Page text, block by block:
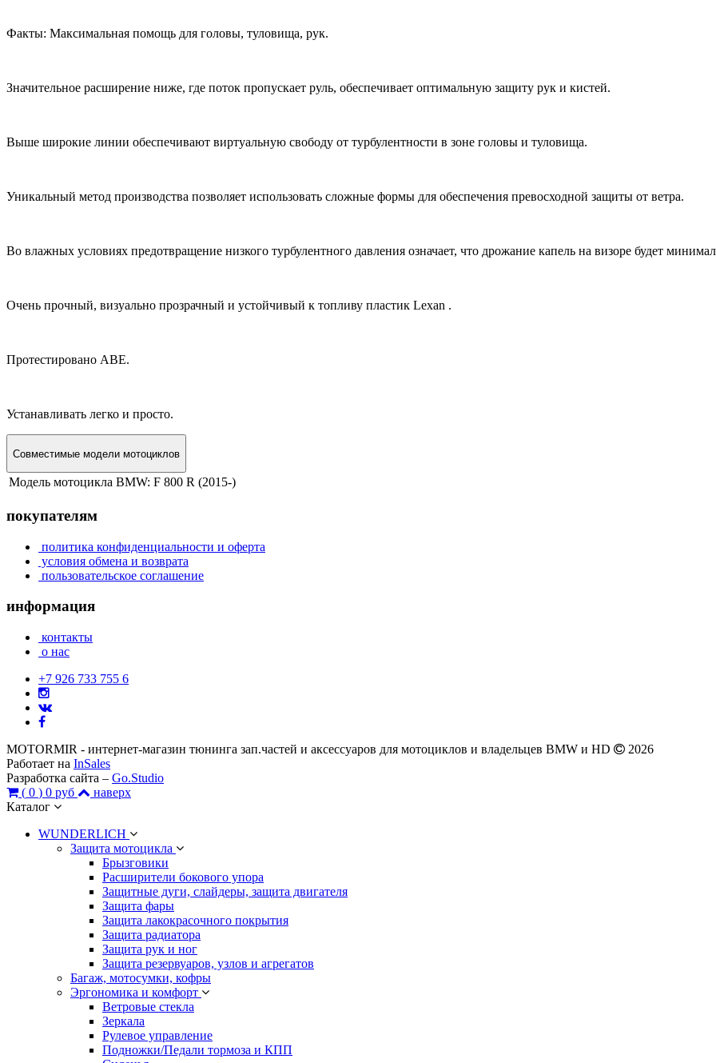
Факты: Максимальная помощь для головы, туловища, рук.
Значительное расширение ниже, где поток пропускает руль, обеспечивает оптимальную защиту рук и кистей.
Выше широкие линии обеспечивают виртуальную свободу от турбулентности в зоне головы и туловища.
Уникальный метод производства позволяет использовать сложные формы для обеспечения превосходной защиты от ветра.
Во влажных условиях предотвращение низкого турбулентного давления означает, что дрожание капель на визоре будет
Очень прочный, визуально прозрачный и устойчивый к топливу пластик Lexan .
Протестировано ABE.
Устанавливать легко и просто.
Совместимые модели мотоциклов
Модель мотоцикла BMW: F 800 R (2015-)
покупателям
политика конфиденциальности и оферта
условия обмена и возврата
пользовательское соглашение
информация
контакты
о нас
+7 926 733 755 6
MOTORMIR - интернет-магазин тюнинга зап.частей и аксессуаров для мотоциклов и владельцев BMW и HD
2026
Работает на InSales
Разработка сайта – Go.Studio
( 0 ) 0 руб
наверх
Каталог
WUNDERLICH
Защита мотоцикла
Брызговики
Расширители бокового упора
Защитные дуги, слайдеры, защита двигателя
Защита фары
Защита лакокрасочного покрытия
Защита радиатора
Защита рук и ног
Защита резервуаров, узлов и агрегатов
Багаж, мотосумки, кофры
Эргономика и комфорт
Ветровые стекла
Зеркала
Рулевое управление
Подножки/Педали тормоза и КПП